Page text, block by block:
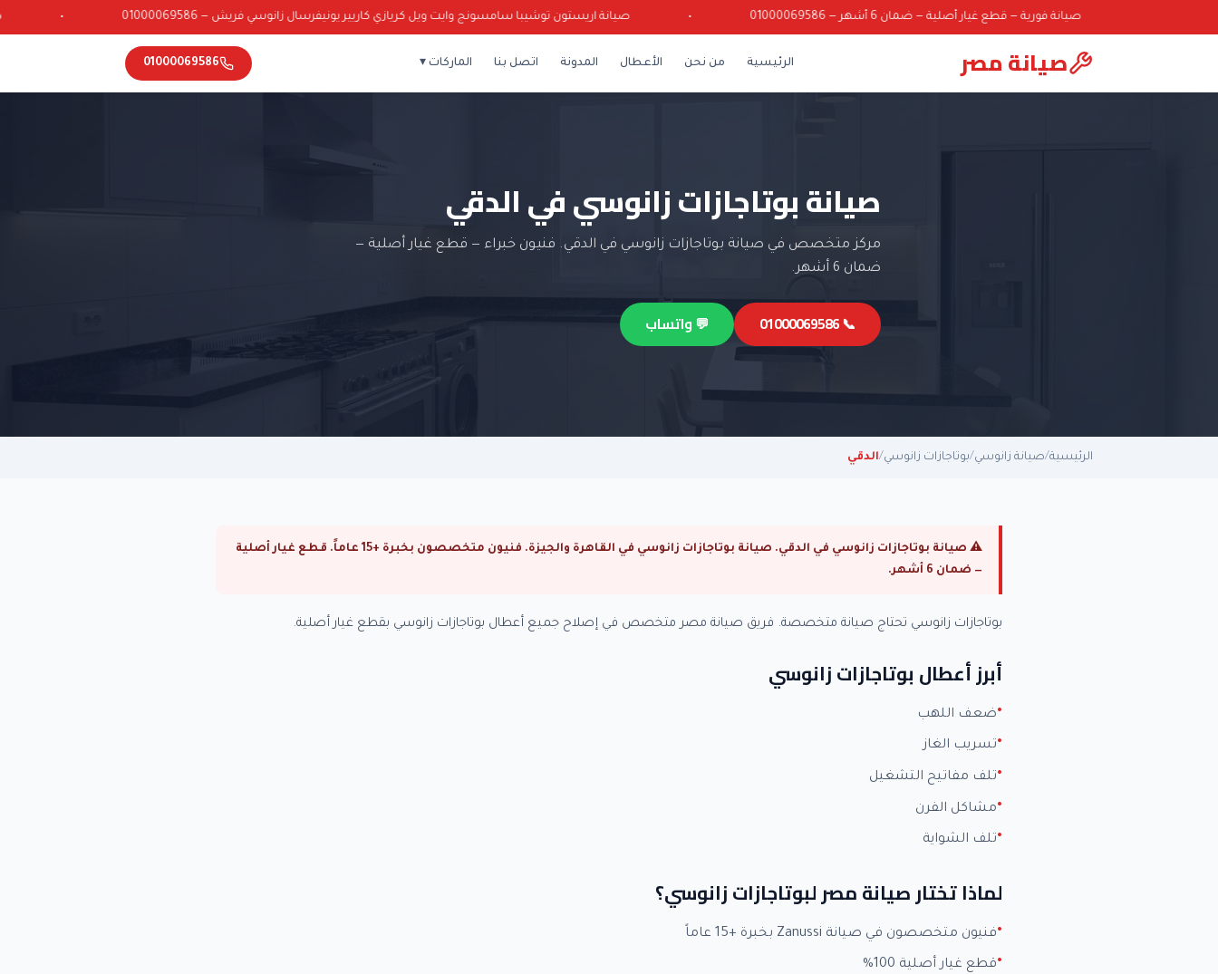
صيانة فورية — قطع غيار أصلية — ضمان 6 أشهر — 01000069586 صيانة اريستون توشيبا سامسونج وايت ويل كريازي كاريير يونيفرسال زانوسي فريش — 01000069586
صيانة مصر الرئيسية من نحن الأعطال المدونة اتصل بنا الماركات ▾ 01000069586
صيانة بوتاجازات زانوسي في الدقي
مركز متخصص في صيانة بوتاجازات زانوسي في الدقي. فنيون خبراء — قطع غيار أصلية —
ضمان 6 أشهر.
📞 01000069586 💬 واتساب
الرئيسية/صيانة زانوسي/بوتاجازات زانوسي/الدقي
⚠ صيانة بوتاجازات زانوسي في الدقي. صيانة بوتاجازات زانوسي في القاهرة والجيزة. فنيون متخصصون بخبرة +15 عاماً. قطع غيار أصلية
— ضمان 6 أشهر.
بوتاجازات زانوسي تحتاج صيانة متخصصة. فريق صيانة مصر متخصص في إصلاح جميع أعطال بوتاجازات زانوسي بقطع غيار أصلية.
أبرز أعطال بوتاجازات زانوسي
ضعف اللهب
تسريب الغاز
تلف مفاتيح التشغيل
مشاكل الفرن
تلف الشواية
لماذا تختار صيانة مصر لبوتاجازات زانوسي؟
فنيون متخصصون في صيانة Zanussi بخبرة +15 عاماً
قطع غيار أصلية 100%